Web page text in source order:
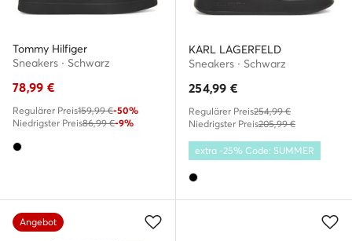
Tommy Hilfiger
Sneakers · Schwarz
78,99 €
Regulärer Preis159,99 €-50%
Niedrigster Preis86,99 €-9%
KARL LAGERFELD
Sneakers · Schwarz
254,99 €
Regulärer Preis254,99 €
Niedrigster Preis205,99 €
extra -25% Code: SUMMER
Angebot